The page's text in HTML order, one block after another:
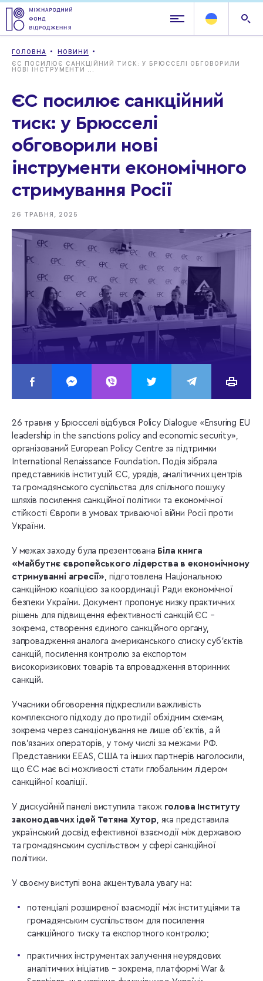
ГОЛОВНА
НОВИНИ
ЄС ПОСИЛЮЄ САНКЦІЙНИЙ ТИСК: У БРЮССЕЛІ ОБГОВОРИЛИ
НОВІ ІНСТРУМЕНТИ ...
ЄС посилює санкційний
тиск: у Брюсселі
обговорили нові
інструменти економічного
стримування Росії
26 ТРАВНЯ, 2025
26 травня у Брюсселі відбувся Policy Dialogue «Ensuring EU
leadership in the sanctions policy and economic security»,
організований European Policy Centre за підтримки
International Renaissance Foundation. Подія зібрала
представників інституцій ЄС, урядів, аналітичних центрів
та громадянського суспільства для спільного пошуку
шляхів посилення санкційної політики та економічної
стійкості Європи в умовах триваючої війни Росії проти
України.
У межах заходу була презентована Біла книга
«Майбутнє європейського лідерства в економічному
стримуванні агресії» , підготовлена Національною
санкційною коаліцією за координації Ради економічної
безпеки України. Документ пропонує низку практичних
рішень для підвищення ефективності санкцій ЄС –
зокрема, створення єдиного санкційного органу,
запровадження аналога американського списку суб’єктів
санкцій, посилення контролю за експортом
високоризикових товарів та впровадження вторинних
санкцій.
Учасники обговорення підкреслили важливість
комплексного підходу до протидії обхідним схемам,
зокрема через санкціонування не лише об’єктів, а й
пов’язаних операторів, у тому числі за межами РФ.
Представники EEAS, США та інших партнерів наголосили,
що ЄС має всі можливості стати глобальним лідером
санкційної коаліції.
У дискусійній панелі виступила також голова Інституту
законодавчих ідей Тетяна Хутор , яка представила
український досвід ефективної взаємодії між державою
та громадянським суспільством у сфері санкційної
політики.
У своєму виступі вона акцентувала увагу на:
потенціалі розширеної взаємодії між інституціями та
громадянським суспільством для посилення
санкційного тиску та експортного контролю;
практичних інструментах залучення неурядових
аналітичних ініціатив – зокрема, платформі War &